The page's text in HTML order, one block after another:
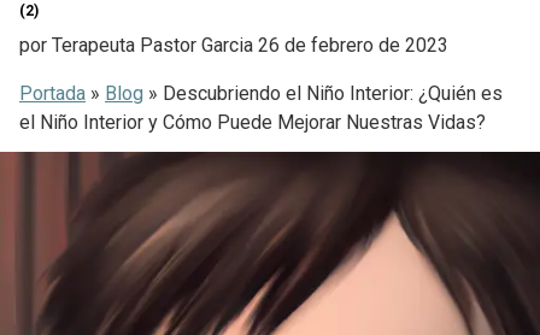
(2)
por Terapeuta Pastor Garcia 26 de febrero de 2023
Portada » Blog » Descubriendo el Niño Interior: ¿Quién es
el Niño Interior y Cómo Puede Mejorar Nuestras Vidas?